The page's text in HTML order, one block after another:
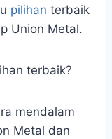
pilihan terbaik
Union Metal.
terbaik?
mendalam
Metal dan